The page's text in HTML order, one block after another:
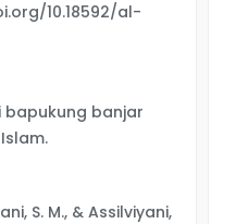
10.18592/al-
bapukung banjar
S. M., & Assilviyani,